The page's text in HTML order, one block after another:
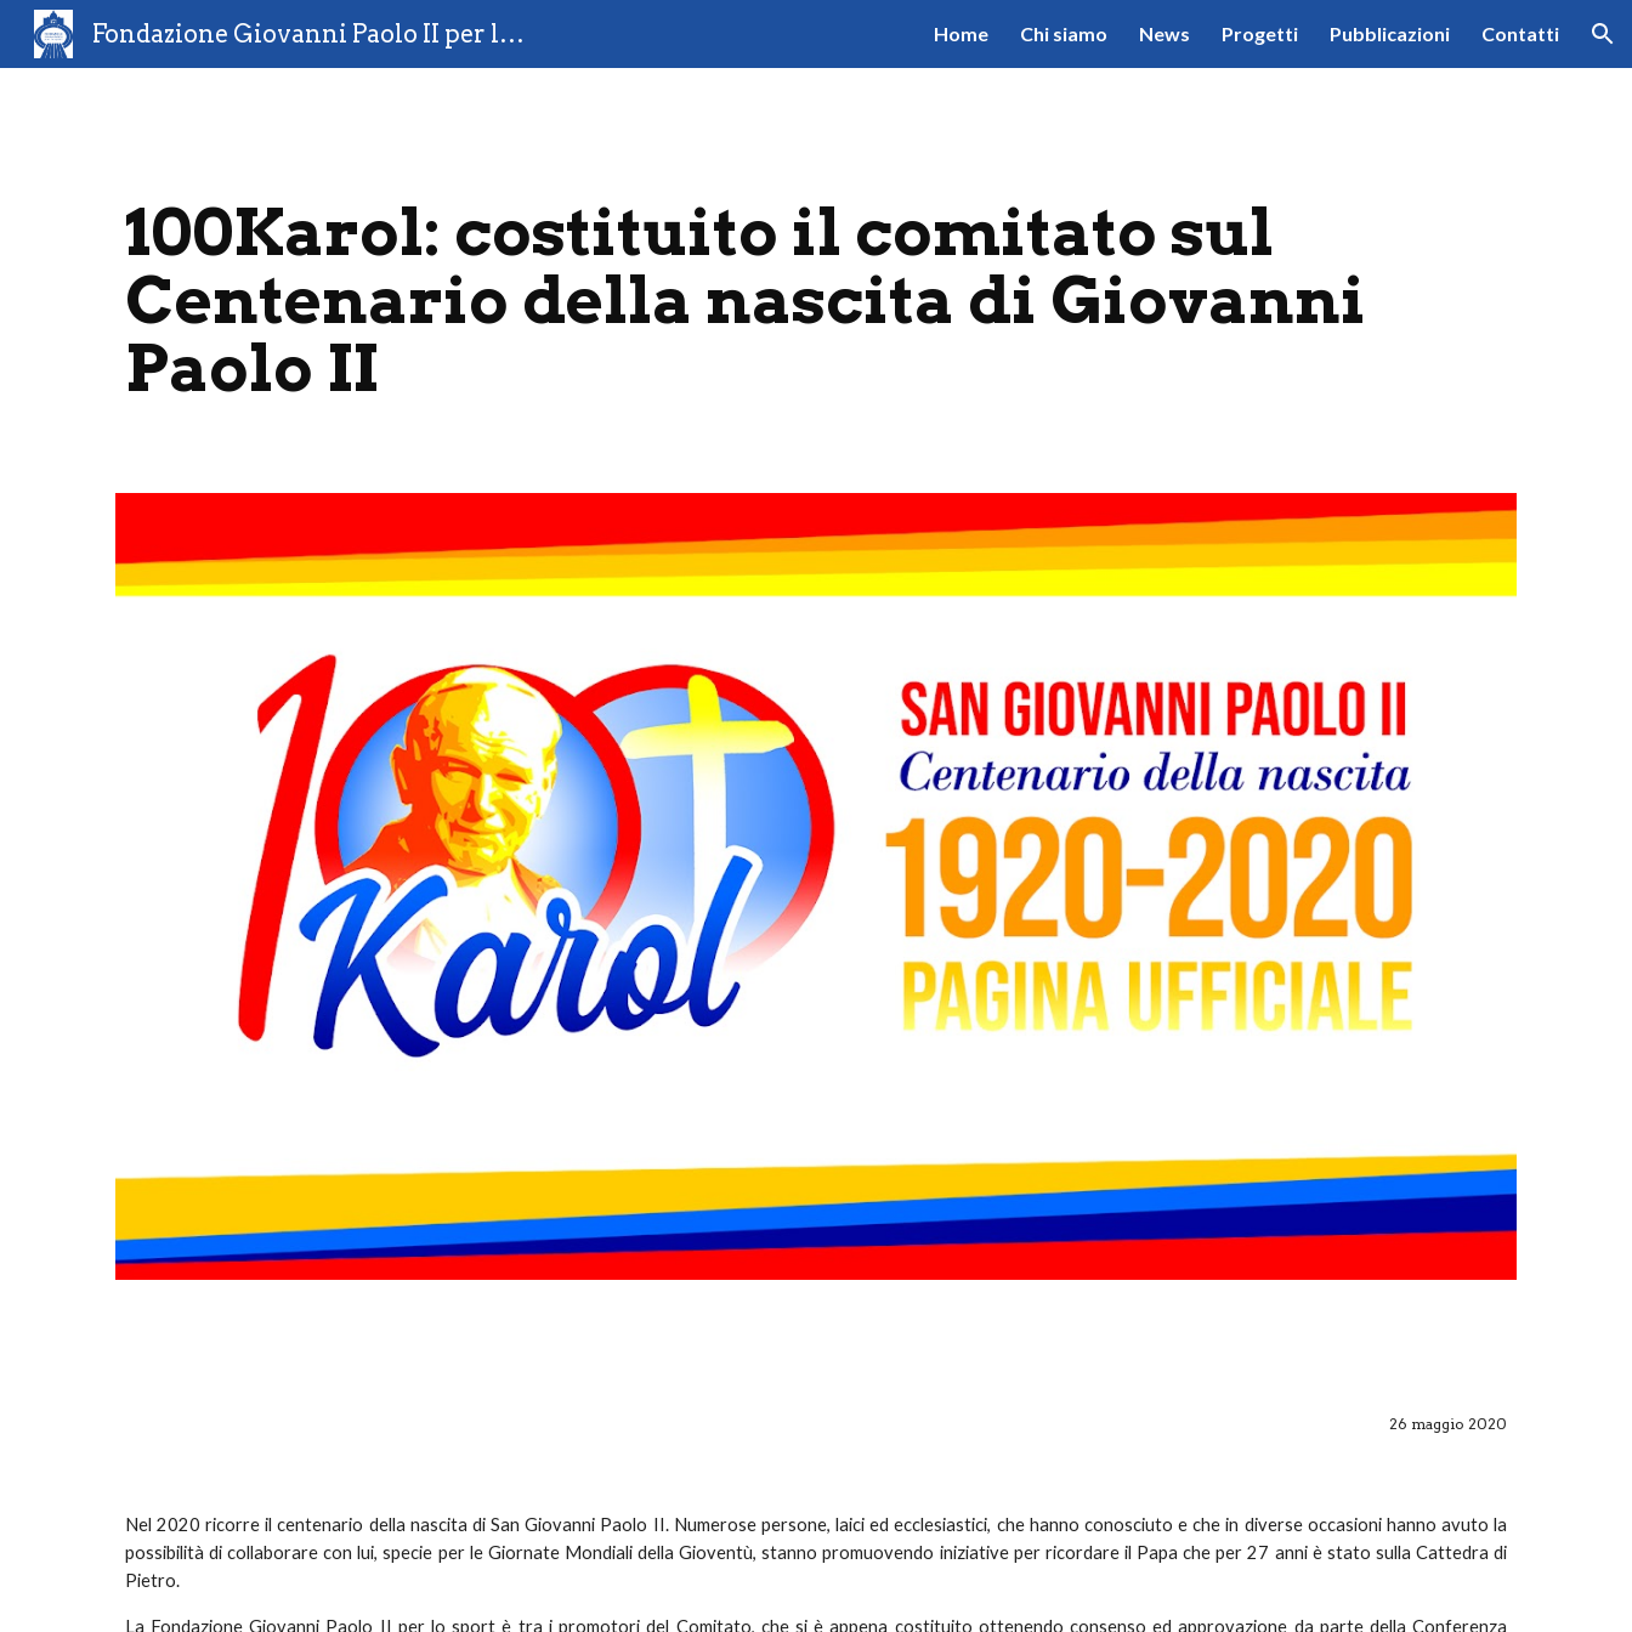
Skip to navigation
Fondazione Giovanni Paolo II per lo sport Home Chi siamo News Progetti Pubblicazioni Contatti
100Karol: costituito il comitato sul
Centenario della nascita di Giovanni
Paolo II
26 maggio 2020
Nel 2020 ricorre il centenario della nascita di San Giovanni Paolo II. Numerose persone, laici ed ecclesiastici, che hanno conosciuto e che in diverse occasioni hanno avuto la
possibilità di collaborare con lui, specie per le Giornate Mondiali della Gioventù, stanno promuovendo iniziative per ricordare il Papa che per 27 anni è stato sulla Cattedra di
Pietro.
La Fondazione Giovanni Paolo II per lo sport è tra i promotori del Comitato, che si è appena costituito ottenendo consenso ed approvazione da parte della Conferenza